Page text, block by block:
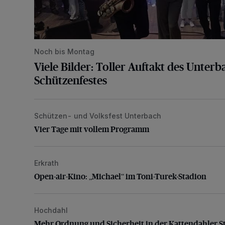
Noch bis Montag
Viele Bilder: Toller Auftakt des
Schützenfestes
Vier Tage mit vollem Programm
Schützen- und Volksfest Unterbach
Vier Tage mit vollem Programm
Open-air-Kino: „Michael“ im Toni-Turek-Stadion
Erkrath
Open-air-Kino: „Michael“ im Toni-Turek-Stadion
Mehr Ordnung und Sicherheit in der Kattendahler
Hochdahl